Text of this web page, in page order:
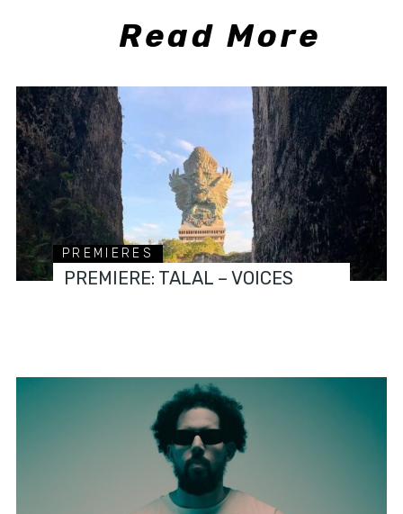
Read More
PREMIERES
PREMIERE: TALAL – VOICES